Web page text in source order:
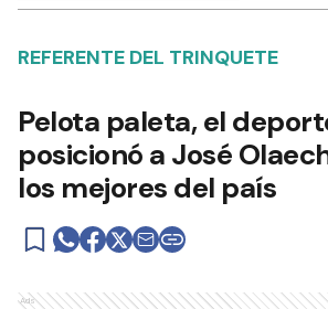
REFERENTE DEL TRINQUETE
Pelota paleta, el
posicionó a José
los mejores del país
Ads